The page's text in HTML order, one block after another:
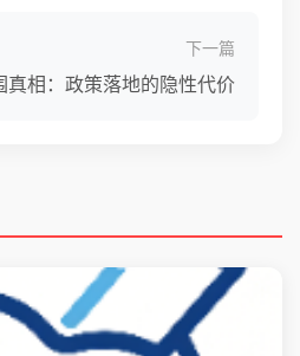
下一篇
真相：政策落地的隐性代价